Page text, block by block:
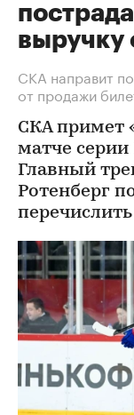
выручку
СКА направит
от продажи
СКА примет
матче серии
Главный
Ротенберг